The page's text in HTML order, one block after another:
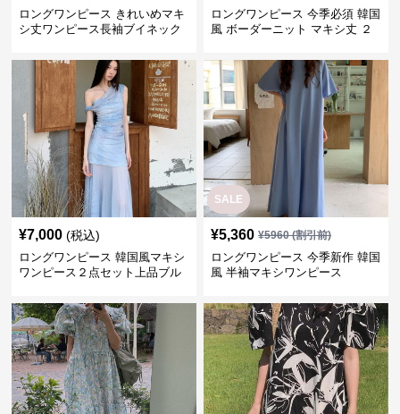
ロングワンピース きれいめマキ
シ丈ワンピース長袖ブイネック
ロングワンピース 今季必須 韓国
風 ボーダーニット マキシ丈 ２
¥7,000 (税込)
ロングワンピース 韓国風マキシ
ワンピース２点セット上品ブル
SALE
¥5,360 ¥5960(割引前)
ロングワンピース 今季新作 韓国
風 半袖マキシワンピース